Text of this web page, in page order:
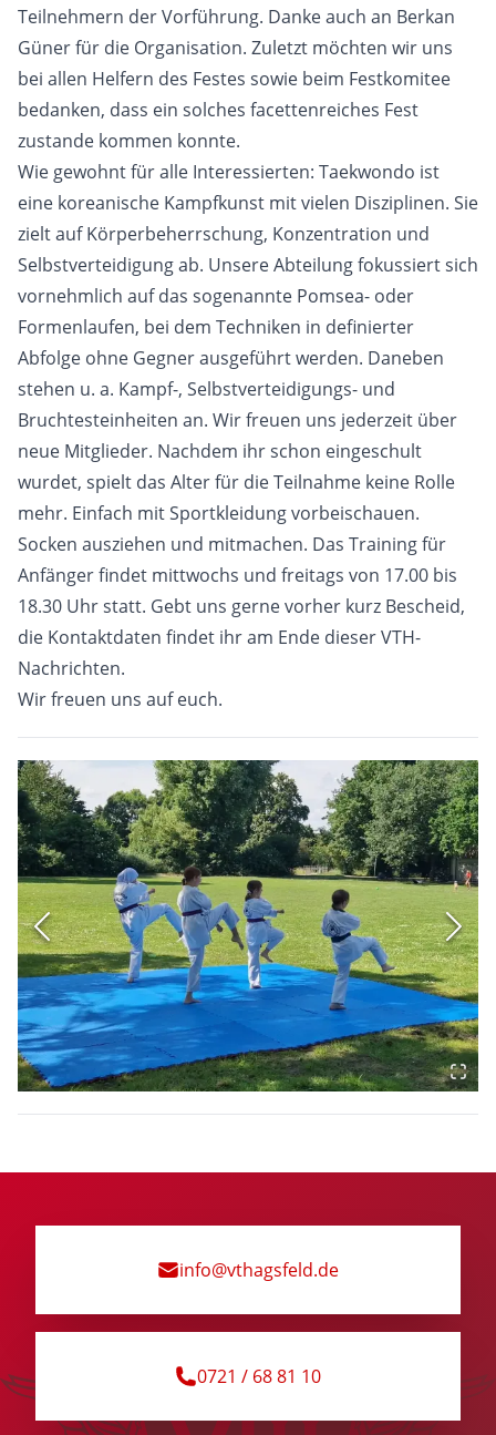
Teilnehmern der Vorführung. Danke auch an Berkan
Güner für die Organisation. Zuletzt möchten wir uns
bei allen Helfern des Festes sowie beim Festkomitee
bedanken, dass ein solches facettenreiches Fest
zustande kommen konnte.
Wie gewohnt für alle Interessierten: Taekwondo ist
eine koreanische Kampfkunst mit vielen Disziplinen. Sie
zielt auf Körperbeherrschung, Konzentration und
Selbstverteidigung ab. Unsere Abteilung fokussiert sich
vornehmlich auf das sogenannte Pomsea- oder
Formenlaufen, bei dem Techniken in definierter
Abfolge ohne Gegner ausgeführt werden. Daneben
stehen u. a. Kampf-, Selbstverteidigungs- und
Bruchtesteinheiten an. Wir freuen uns jederzeit über
neue Mitglieder. Nachdem ihr schon eingeschult
wurdet, spielt das Alter für die Teilnahme keine Rolle
mehr. Einfach mit Sportkleidung vorbeischauen.
Socken ausziehen und mitmachen. Das Training für
Anfänger findet mittwochs und freitags von 17.00 bis
18.30 Uhr statt. Gebt uns gerne vorher kurz Bescheid,
die Kontaktdaten findet ihr am Ende dieser VTH-
Nachrichten.
Wir freuen uns auf euch.
info@vthagsfeld.de
0721 / 68 81 10